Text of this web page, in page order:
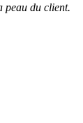
peau du client.